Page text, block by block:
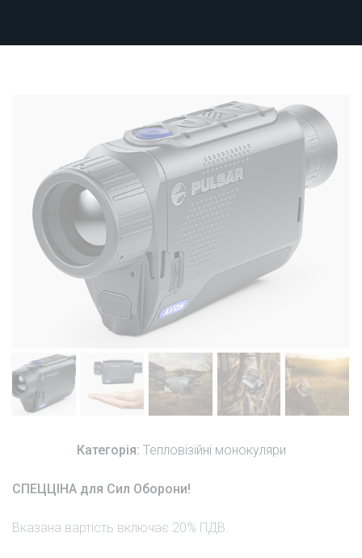
Категорія: Тепловізійні монокуляри
СПЕЦЦІНА для Сил Оборони!
Вказана вартість включає 20% ПДВ.